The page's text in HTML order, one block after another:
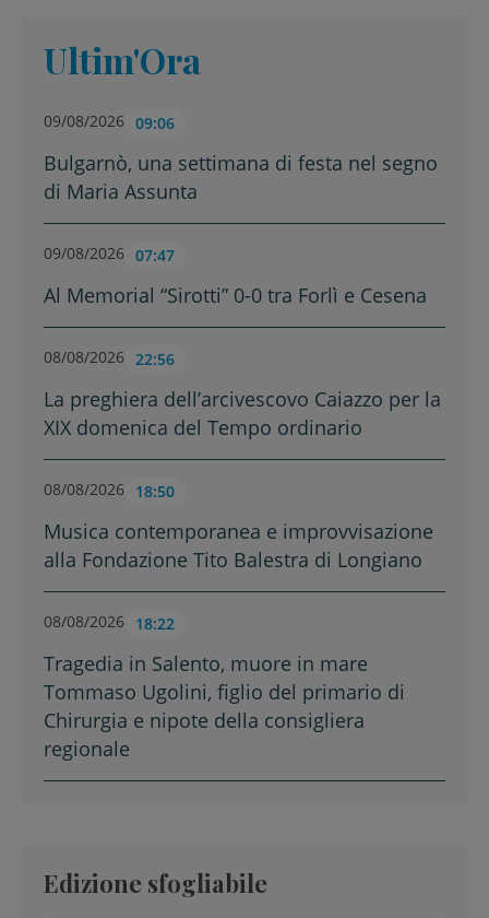
Ultim'Ora
09/08/2026 09:06
Bulgarnò, una settimana di festa nel segno
di Maria Assunta
09/08/2026 07:47
Al Memorial “Sirotti” 0-0 tra Forlì e Cesena
08/08/2026 22:56
La preghiera dell’arcivescovo Caiazzo per la
XIX domenica del Tempo ordinario
08/08/2026 18:50
Musica contemporanea e improvvisazione
alla Fondazione Tito Balestra di Longiano
08/08/2026 18:22
Tragedia in Salento, muore in mare
Tommaso Ugolini, figlio del primario di
Chirurgia e nipote della consigliera
regionale
Edizione sfogliabile